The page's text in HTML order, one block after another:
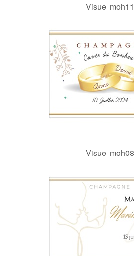
Visuel moh11
Visuel moh08